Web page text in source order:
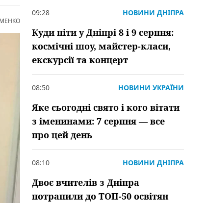
09:28 НОВИНИ ДНІПРА
Куди піти у Дніпрі 8 і 9 серпня:
космічні шоу, майстер-класи,
екскурсії та концерт
08:50 НОВИНИ УКРАЇНИ
Яке сьогодні свято і кого вітати
з іменинами: 7 серпня — все
про цей день
08:10 НОВИНИ ДНІПРА
Двоє вчителів з Дніпра
потрапили до ТОП-50 освітян